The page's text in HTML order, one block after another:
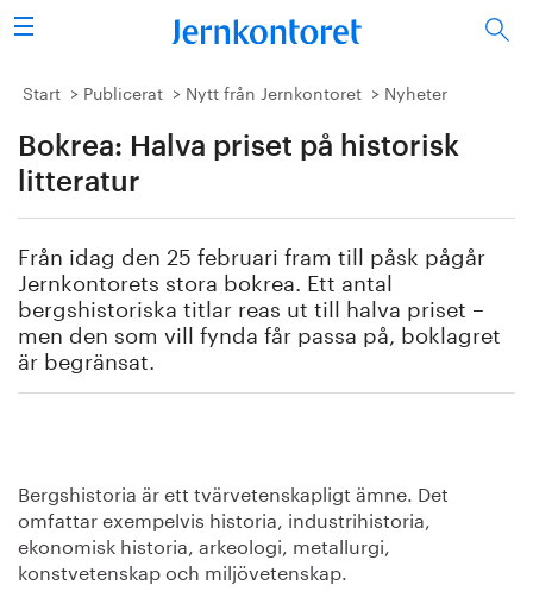
Sök
Stålindustrin
Vision 2050
Energi/miljö
Vi tycker
Publicerat
Om oss
Start Publicerat Nytt från Jernkontoret Nyheter
Bokrea: Halva priset på historisk
litteratur
Från idag den 25 februari fram till påsk pågår
Jernkontorets stora bokrea. Ett antal
bergshistoriska titlar reas ut till halva priset –
men den som vill fynda får passa på, boklagret
är begränsat.
Bergshistoria är ett tvärvetenskapligt ämne. Det
omfattar exempelvis historia, industrihistoria,
ekonomisk historia, arkeologi, metallurgi,
konstvetenskap och miljövetenskap.